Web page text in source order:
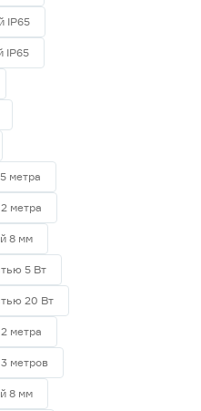
IP65
IP65
метра
метра
8 мм
5 Вт
20 Вт
метра
метров
8 мм